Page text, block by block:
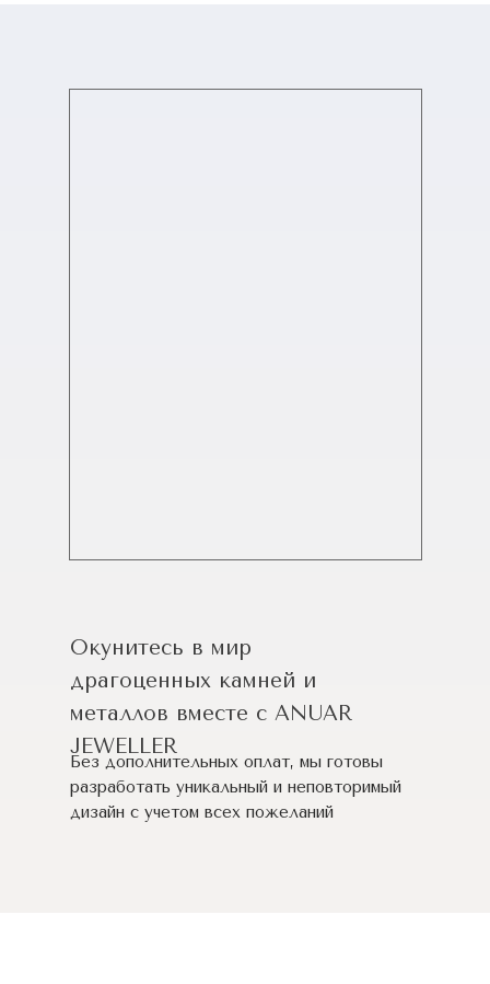
Окунитесь в мир
драгоценных камней и
металлов вместе с ANUAR
JEWELLER
Без дополнительных оплат, мы готовы
разработать уникальный и неповторимый
дизайн c учетом всех пожеланий